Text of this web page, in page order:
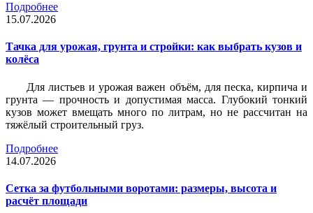
Подробнее
15.07.2026
Тачка для урожая, грунта и стройки: как выбрать кузов и
колёса
Для листьев и урожая важен объём, для песка, кирпича и
грунта — прочность и допустимая масса. Глубокий тонкий
кузов может вмещать много по литрам, но не рассчитан на
тяжёлый строительный груз.
Подробнее
14.07.2026
Сетка за футбольными воротами: размеры, высота и
расчёт площади